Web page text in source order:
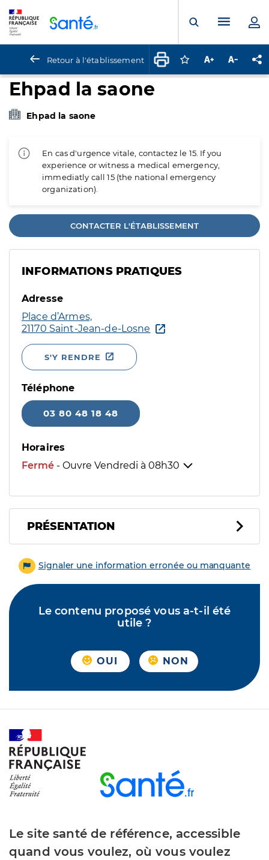
Ouvrir laMenu
Retour à l'établissement Connectez-vous
Augmenter la
Ehpad la saone
Ehpad la saone
En cas d'urgence vitale, contactez le 15. If you
experience or witness a medical emergency,
immediatly call 15 (the national emergency
organization).
CONTACTER L'ÉTABLISSEMENT
INFORMATIONS PRATIQUES
Adresse
Place d’Armes,
21170 Saint-Jean-de-Losne
S'Y RENDRE
Téléphone
03 80 48 18 48
Horaires
Fermé - Ouvre Vendredi à 08h30
PRÉSENTATION
Signaler une information erronée ou manquante
Le contenu proposé vous a-t-il été
utile ?
OUI NON
Le site santé de référence, accessible
quand vous voulez, où vous voulez